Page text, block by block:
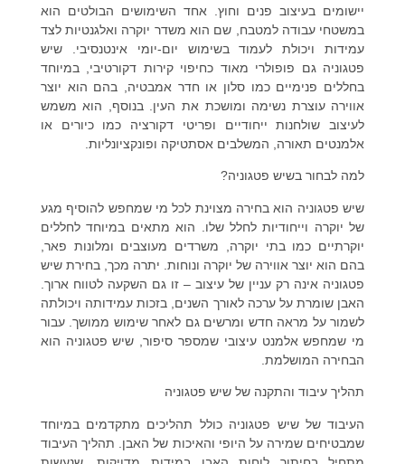
יישומים בעיצוב פנים וחוץ. אחד השימושים הבולטים הוא
במשטחי עבודה למטבח, שם הוא משדר יוקרה ואלגנטיות לצד
עמידות ויכולת לעמוד בשימוש יום-יומי אינטנסיבי. שיש
פטגוניה גם פופולרי מאוד כחיפוי קירות דקורטיבי, במיוחד
בחללים פנימיים כמו סלון או חדר אמבטיה, בהם הוא יוצר
אווירה עוצרת נשימה ומושכת את העין. בנוסף, הוא משמש
לעיצוב שולחנות ייחודיים ופריטי דקורציה כמו כיורים או
אלמנטים תאורה, המשלבים אסתטיקה ופונקציונליות.
למה לבחור בשיש פטגוניה?
שיש פטגוניה הוא בחירה מצוינת לכל מי שמחפש להוסיף מגע
של יוקרה וייחודיות לחלל שלו. הוא מתאים במיוחד לחללים
יוקרתיים כמו בתי יוקרה, משרדים מעוצבים ומלונות פאר,
בהם הוא יוצר אווירה של יוקרה ונוחות. יתרה מכך, בחירת שיש
פטגוניה אינה רק עניין של עיצוב – זו גם השקעה לטווח ארוך.
האבן שומרת על ערכה לאורך השנים, בזכות עמידותה ויכולתה
לשמור על מראה חדש ומרשים גם לאחר שימוש ממושך. עבור
מי שמחפש אלמנט עיצובי שמספר סיפור, שיש פטגוניה הוא
הבחירה המושלמת.
תהליך עיבוד והתקנה של שיש פטגוניה
העיבוד של שיש פטגוניה כולל תהליכים מתקדמים במיוחד
שמבטיחים שמירה על היופי והאיכות של האבן. תהליך העיבוד